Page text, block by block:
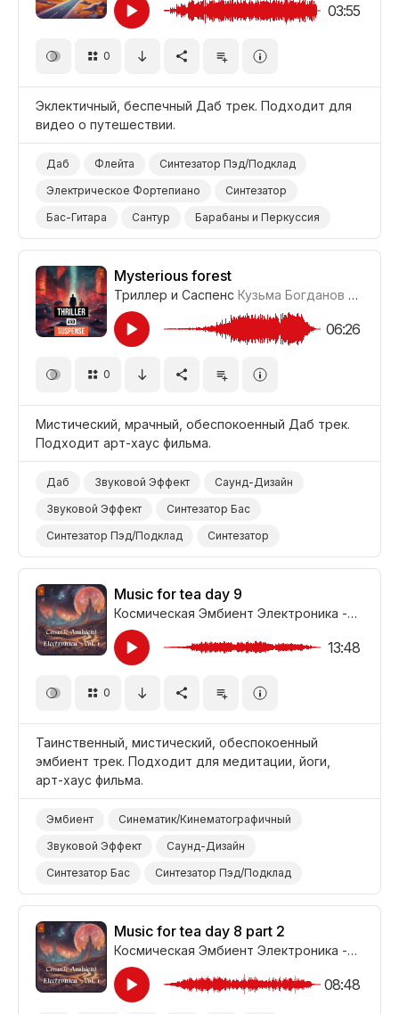
03:55
0
Эклектичный, беспечный Даб трек. Подходит для
видео о путешествии.
Даб Флейта
Синтезатор Пэд/Подклад
Электрическое Фортепиано
Синтезатор
Бас-Гитара
Сантур
Барабаны и Перкуссия
Ностальгический
Причудливый/Необычный
Позитивный
Нейтральный
Кулинария/Еда
Пустыня Море
Тропический
Путешествие
Mysterious forest
Триллер и Саспенс Кузьма Богданов
06:26
0
Мистический, мрачный, обеспокоенный Даб трек.
Подходит арт-хаус фильма.
Даб Звуковой Эффект
Саунд-Дизайн
Звуковой Эффект
Синтезатор Бас
Синтезатор Пэд/Подклад
Синтезатор
Электронные Барабаны
Темный/Мрачный
Беспокоящий
Фильм Арт-Хаус
Music for tea day 9
Космическая Эмбиент Электроника - Часть 1
13:48
0
Таинственный, мистический, обеспокоенный
эмбиент трек. Подходит для медитации, йоги,
арт-хаус фильма.
Эмбиент
Синематик/Кинематографичный
Звуковой Эффект
Саунд-Дизайн
Синтезатор Бас
Синтезатор Пэд/Подклад
Синтезатор
Медитативный
Таинственный
Беспокоящий
Йога
Медитация
Фильм Арт-Хаус
Фильм/Кино
Music for tea day 8 part 2
Космическая Эмбиент Электроника - Часть 1
08:48